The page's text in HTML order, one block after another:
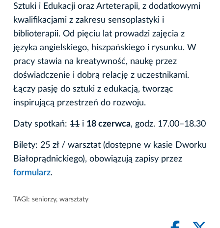
Sztuki i Edukacji oraz Arteterapii, z dodatkowymi
kwalifikacjami z zakresu sensoplastyki i
biblioterapii. Od pięciu lat prowadzi zajęcia z
języka angielskiego, hiszpańskiego i rysunku. W
pracy stawia na kreatywność, naukę przez
doświadczenie i dobrą relację z uczestnikami.
Łączy pasję do sztuki z edukacją, tworząc
inspirującą przestrzeń do rozwoju.
Daty spotkań: 11 i 18 czerwca, godz. 17.00–18.30
Bilety: 25 zł / warsztat (dostępne w kasie Dworku
Białoprądnickiego), obowiązują zapisy przez
formularz.
TAGI: seniorzy, warsztaty